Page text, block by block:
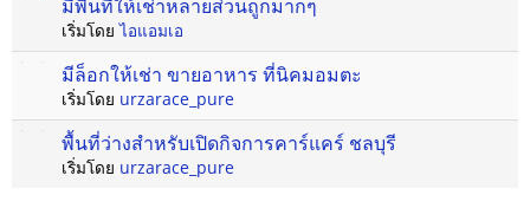
มีพื้นที่ให้เช่าหลายส่วนถูกมากๆ
เริ่มโดยไอแอมเอ
มีล็อกให้เช่า ขายอาหาร ที่นิคมอมตะ
เริ่มโดย urzarace_pure
พื้นที่ว่างสำหรับเปิดกิจการคาร์แคร์ ชลบุรี
เริ่มโดย urzarace_pure